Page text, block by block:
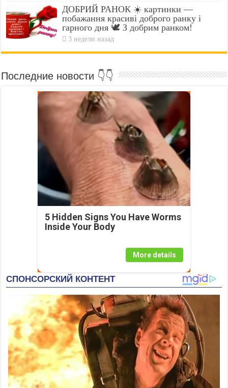
ДОБРИЙ РАНОК ☀️ картинки —
побажання красиві доброго ранку і
гарного дня 🕊️ З добрим ранком!
3 недели назад
Последние новости 👇👇
5 Hidden Signs You Have Worms
Inside Your Body
More details